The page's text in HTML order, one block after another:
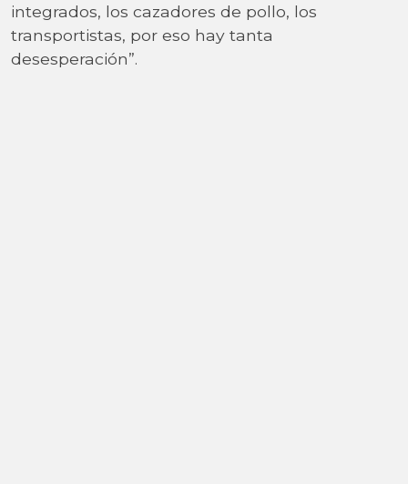
integrados, los cazadores de pollo, los
transportistas, por eso hay tanta
desesperación”.